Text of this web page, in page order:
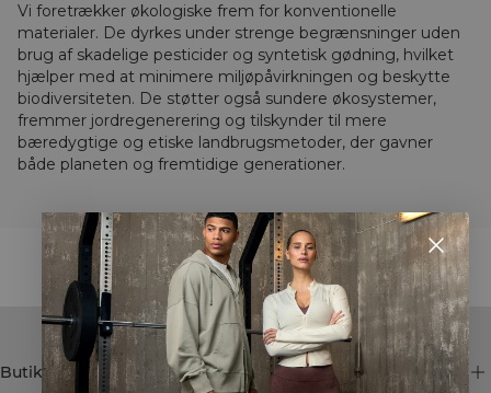
Vi foretrækker økologiske frem for konventionelle
materialer. De dyrkes under strenge begrænsninger uden
brug af skadelige pesticider og syntetisk gødning, hvilket
hjælper med at minimere miljøpåvirkningen og beskytte
biodiversiteten. De støtter også sundere økosystemer,
fremmer jordregenerering og tilskynder til mere
bæredygtige og etiske landbrugsmetoder, der gavner
både planeten og fremtidige generationer.
STYLE WITH
Butik